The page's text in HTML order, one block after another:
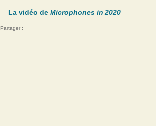
La vidéo de Microphones in 2020
Partager :